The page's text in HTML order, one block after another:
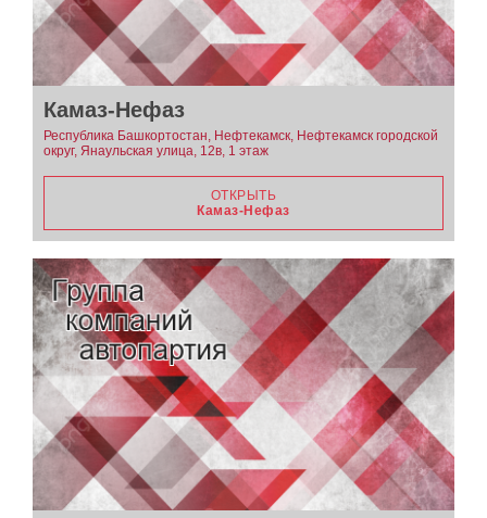
Камаз-Нефаз
Республика Башкортостан, Нефтекамск, Нефтекамск городской
округ, Янаульская улица, 12в, 1 этаж
ОТКРЫТЬ
Камаз-Нефаз